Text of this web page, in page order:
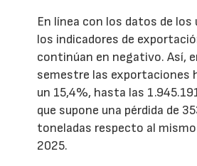
En línea con los datos de
los indicadores de
continúan en negativo. Así,
semestre las exportaciones
un 15,4%, hasta las
que supone una pérdida de
toneladas respecto al
2025.